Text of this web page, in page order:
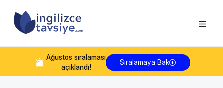
Ağustos sıralaması
açıklandı!
Sıralamaya Bak